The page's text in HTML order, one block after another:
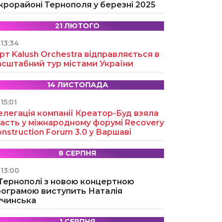
Тернополя у березні 2025
21 ЛЮТОГО
Kalush Orchestra відправляється в
тур містами України
14 ЛИСТОПАДА
компанії Креатор-Буд взяла
у міжнародному форумі Recovery
Forum 3.0 у Варшаві
8 СЕРПНЯ
з новою концертною
виступить Наталія